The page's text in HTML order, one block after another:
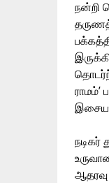
நன்றி
ராமம்’